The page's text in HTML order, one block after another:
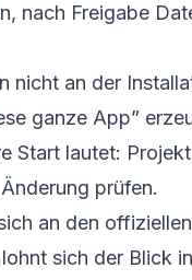
nach Freigabe
nicht an der
ganze App”
Start lautet:
prüfen.
an den
sich der Blick in